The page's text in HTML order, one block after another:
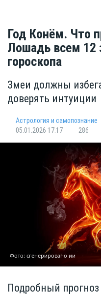
Год Конём. Что
Лошадь всем 12
гороскопа
Змеи должны
доверять интуиции
Астрология и самопознание
05.01.2026 17:17
286
Фото: сгенерировано ии
Подробный